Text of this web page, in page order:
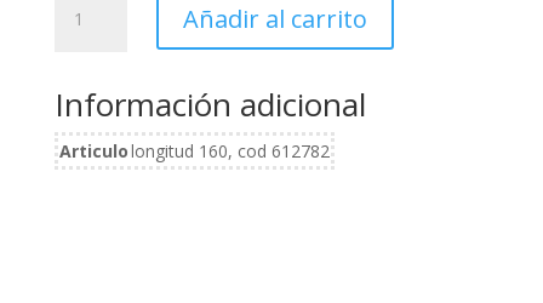
multifuncional
cantidad
Añadir al carrito
Información adicional
Articulolongitud 160, cod 612782